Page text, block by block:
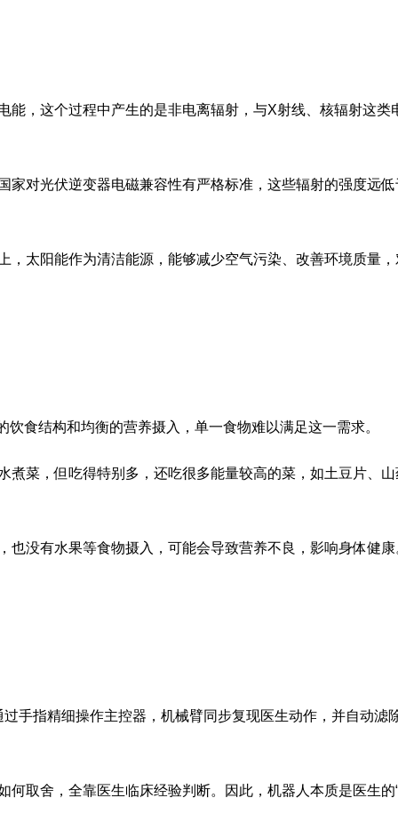
，这个过程中产生的是非电离辐射，与X射线、核辐射这类
对光伏逆变器电磁兼容性有严格标准，这些辐射的强度远低
太阳能作为清洁能源，能够减少空气污染、改善环境质量，
食结构和均衡的营养摄入，单一食物难以满足这一需求。
菜，但吃得特别多，还吃很多能量较高的菜，如土豆片、山
没有水果等食物摄入，可能会导致营养不良，影响身体健康
指精细操作主控器，机械臂同步复现医生动作，并自动滤
取舍，全靠医生临床经验判断。因此，机器人本质是医生的